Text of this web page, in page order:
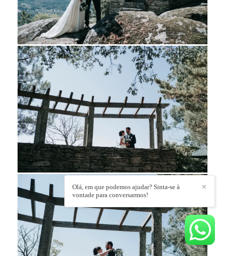
✕
Olá, em que podemos ajudar? Sinta-se à
vontade para conversarmos!